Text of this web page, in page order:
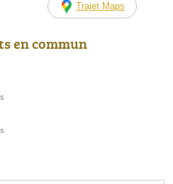
Trajet Maps
en commun